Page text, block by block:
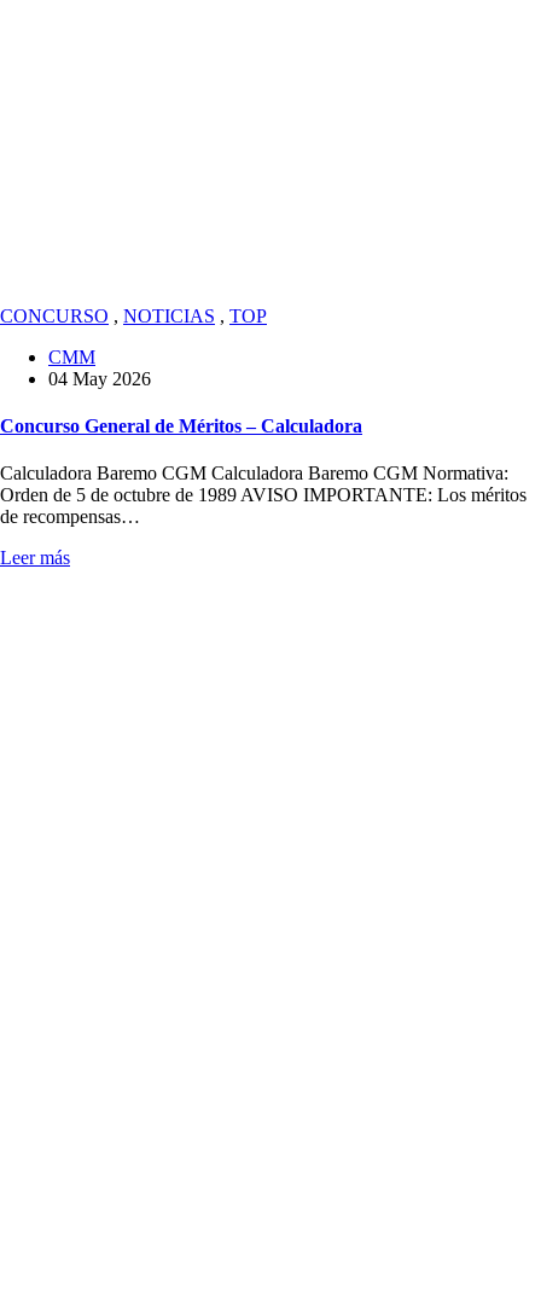
CONCURSO , NOTICIAS , TOP
CMM
04 May 2026
Concurso General de Méritos – Calculadora
Calculadora Baremo CGM Calculadora Baremo CGM Normativa:
Orden de 5 de octubre de 1989 AVISO IMPORTANTE: Los méritos
de recompensas…
Leer más